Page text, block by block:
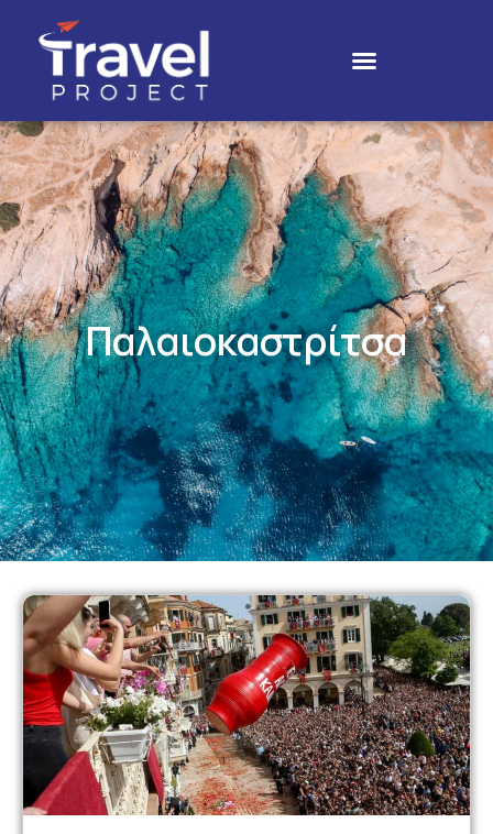
Παλαιοκαστρίτσα